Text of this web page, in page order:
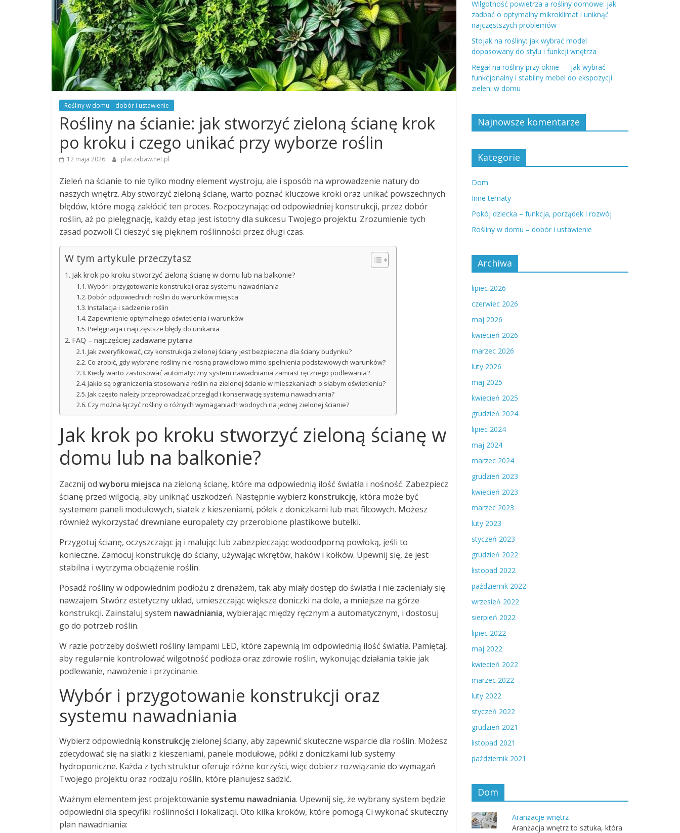
Rośliny w domu – dobór i ustawienie
Rośliny na ścianie: jak stworzyć zieloną ścianę krok
po kroku i czego unikać przy wyborze roślin
12 maja 2026 placzabaw.net.pl
Zieleń na ścianie to nie tylko modny element wystroju, ale i sposób na wprowadzenie natury do
naszych wnętrz. Aby stworzyć zieloną ścianę, warto poznać kluczowe kroki oraz unikać powszechnych
błędów, które mogą zakłócić ten proces. Rozpoczynając od odpowiedniej konstrukcji, przez dobór
roślin, aż po pielęgnację, każdy etap jest istotny dla sukcesu Twojego projektu. Zrozumienie tych
zasad pozwoli Ci cieszyć się pięknem roślinności przez długi czas.
W tym artykule przeczytasz
Jak krok po kroku stworzyć zieloną ścianę w domu lub na balkonie?
Wybór i przygotowanie konstrukcji oraz systemu nawadniania
Dobór odpowiednich roślin do warunków miejsca
Instalacja i sadzenie roślin
Zapewnienie optymalnego oświetlenia i warunków
Pielęgnacja i najczęstsze błędy do unikania
FAQ – najczęściej zadawane pytania
Jak zweryfikować, czy konstrukcja zielonej ściany jest bezpieczna dla ściany budynku?
Co zrobić, gdy wybrane rośliny nie rosną prawidłowo mimo spełnienia podstawowych warunków?
Kiedy warto zastosować automatyczny system nawadniania zamiast ręcznego podlewania?
Jakie są ograniczenia stosowania roślin na zielonej ścianie w mieszkaniach o słabym oświetleniu?
Jak często należy przeprowadzać przegląd i konserwację systemu nawadniania?
Czy można łączyć rośliny o różnych wymaganiach wodnych na jednej zielonej ścianie?
Jak krok po kroku stworzyć zieloną ścianę w
domu lub na balkonie?
Zacznij od wyboru miejsca na zieloną ścianę, które ma odpowiednią ilość światła i nośność. Zabezpiecz
ścianę przed wilgocią, aby uniknąć uszkodzeń. Następnie wybierz konstrukcję, która może być
systemem paneli modułowych, siatek z kieszeniami, półek z doniczkami lub mat filcowych. Możesz
również wykorzystać drewniane europalety czy przerobione plastikowe butelki.
Przygotuj ścianę, oczyszczając ją i malując lub zabezpieczając wodoodporną powłoką, jeśli to
konieczne. Zamocuj konstrukcję do ściany, używając wkrętów, haków i kołków. Upewnij się, że jest
stabilna i wytrzyma obciążenie roślin.
Posadź rośliny w odpowiednim podłożu z drenażem, tak aby miały dostęp do światła i nie zacieniały się
nawzajem. Stwórz estetyczny układ, umieszczając większe doniczki na dole, a mniejsze na górze
konstrukcji. Zainstaluj system nawadniania, wybierając między ręcznym a automatycznym, i dostosuj
go do potrzeb roślin.
W razie potrzeby doświetl rośliny lampami LED, które zapewnią im odpowiednią ilość światła. Pamiętaj,
aby regularnie kontrolować wilgotność podłoża oraz zdrowie roślin, wykonując działania takie jak
podlewanie, nawożenie i przycinanie.
Wybór i przygotowanie konstrukcji oraz
systemu nawadniania
Wybierz odpowiednią konstrukcję zielonej ściany, aby zapewnić skuteczne wsparcie dla roślin. Możesz
zdecydować się na siatki z kieszeniami, panele modułowe, półki z doniczkami lub systemy
hydroponiczne. Każda z tych struktur oferuje różne korzyści, więc dobierz rozwiązanie do wymagań
Twojego projektu oraz rodzaju roślin, które planujesz sadzić.
Ważnym elementem jest projektowanie systemu nawadniania. Upewnij się, że wybrany system będzie
odpowiedni dla specyfiki roślinności i lokalizacji. Oto kilka kroków, które pomogą Ci wykonać skuteczny
plan nawadniania:
Wilgotność powietrza a rośliny domowe: jak
zadbać o optymalny mikroklimat i uniknąć
najczęstszych problemów
Stojak na rośliny: jak wybrać model
dopasowany do stylu i funkcji wnętrza
Regał na rośliny przy oknie — jak wybrać
funkcjonalny i stabilny mebel do ekspozycji
zieleni w domu
Najnowsze komentarze
Kategorie
Dom
Inne tematy
Pokój dziecka – funkcja, porządek i rozwój
Rośliny w domu – dobór i ustawienie
Archiwa
lipiec 2026
czerwiec 2026
maj 2026
kwiecień 2026
marzec 2026
luty 2026
maj 2025
kwiecień 2025
grudzień 2024
lipiec 2024
maj 2024
marzec 2024
grudzień 2023
kwiecień 2023
marzec 2023
luty 2023
styczeń 2023
grudzień 2022
listopad 2022
październik 2022
wrzesień 2022
sierpień 2022
lipiec 2022
maj 2022
kwiecień 2022
marzec 2022
luty 2022
styczeń 2022
grudzień 2021
listopad 2021
październik 2021
Dom
Aranżacje wnętrz
Aranżacja wnętrz to sztuka, która